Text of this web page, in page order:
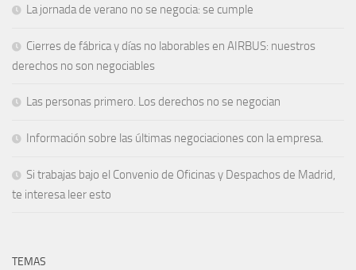
La jornada de verano no se negocia: se cumple
Cierres de fábrica y días no laborables en AIRBUS: nuestros
derechos no son negociables
Las personas primero. Los derechos no se negocian
Información sobre las últimas negociaciones con la empresa.
Si trabajas bajo el Convenio de Oficinas y Despachos de Madrid,
te interesa leer esto
TEMAS